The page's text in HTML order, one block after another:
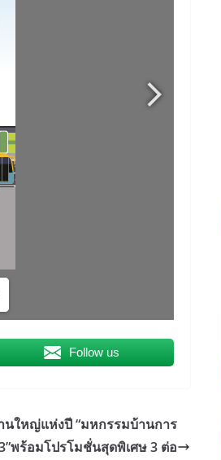
Follow us
นใหญ่แห่งปี “มหกรรมบ้านการ
พร้อมโปรโมชั่นสุดพิเศษ 3 ต่อ